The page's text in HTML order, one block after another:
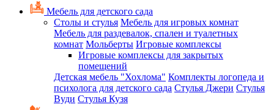
Мебель для детского сада
Столы и стулья Мебель для игровых комнат
Мебель для раздевалок, спален и туалетных
комнат Мольберты Игровые комплексы
Игровые комплексы для закрытых
помещений
Детская мебель "Хохлома" Комплекты логопеда и
психолога для детского сада Стулья Джери Стулья
Вуди Стулья Кузя